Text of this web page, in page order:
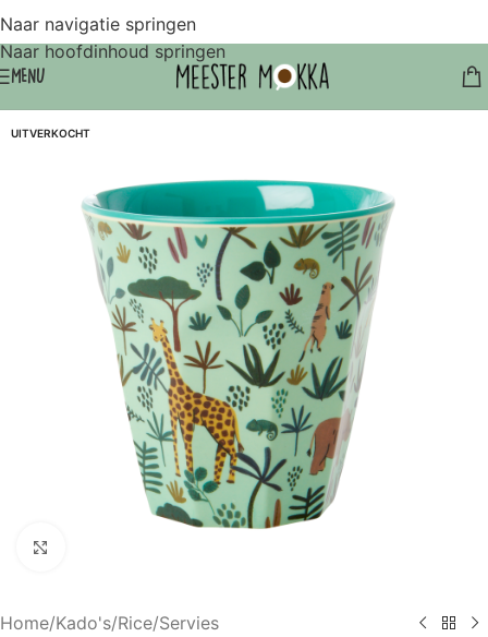
Naar navigatie springen
Naar hoofdinhoud springen
MENU
UITVERKOCHT
Home/Kado's/Rice/Servies